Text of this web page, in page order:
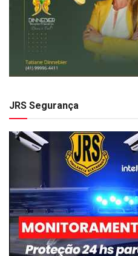
JRS Segurança